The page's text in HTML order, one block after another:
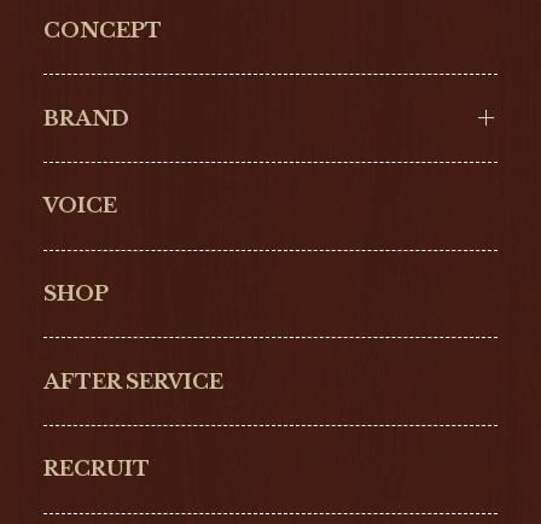
CONCEPT
BRAND
Cartier
ZENITH
ULYSSE NARDIN
VOICE
SHOP
AFTER SERVICE
RECRUIT